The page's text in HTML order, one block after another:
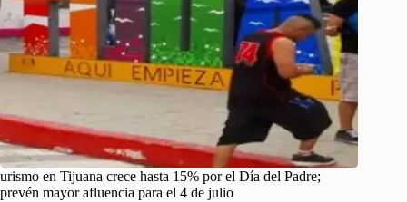
urismo en Tijuana crece hasta 15% por el Día del Padre;
prevén mayor afluencia para el 4 de julio